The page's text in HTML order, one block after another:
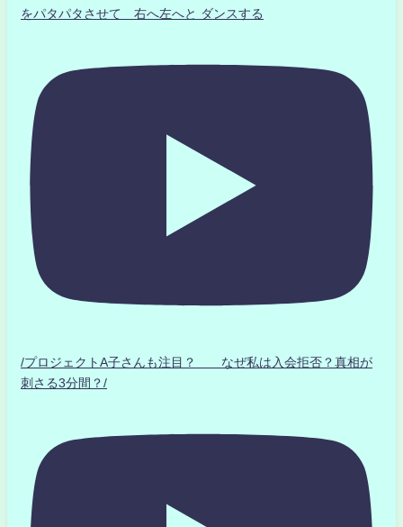
をパタパタさせて 右へ左へと ダンスする
/プロジェクトA子さんも注目？ なぜ私は入会拒否？真相が
刺さる3分間？/